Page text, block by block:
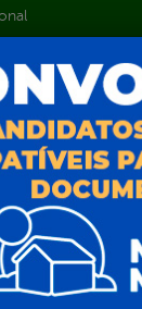
de Contas